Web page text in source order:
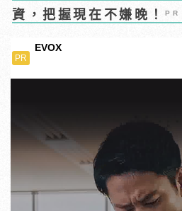
資，把握現在不嫌晚！PR
PR
EVOX